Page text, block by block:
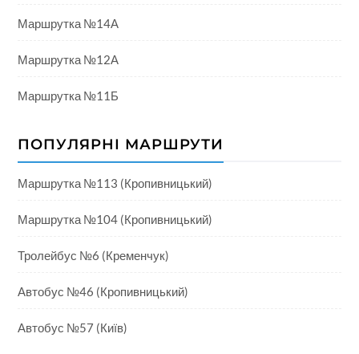
Маршрутка №14А
Маршрутка №12А
Маршрутка №11Б
ПОПУЛЯРНІ МАРШРУТИ
Маршрутка №113 (Кропивницький)
Маршрутка №104 (Кропивницький)
Тролейбус №6 (Кременчук)
Автобус №46 (Кропивницький)
Автобус №57 (Київ)